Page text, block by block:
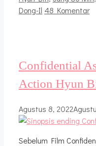
Dong-Il 48 Komentar
Confidential
Action Hyun
Agustus 8, 2022
Sebelum Film